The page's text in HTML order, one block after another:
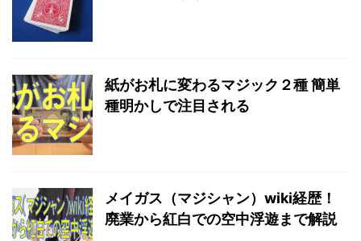
紙がお札に変わるマジック２種 簡単
種明かしで注目される
メイガス（マジシャン）wiki経歴！
廃業から紅白での空中浮遊まで解説